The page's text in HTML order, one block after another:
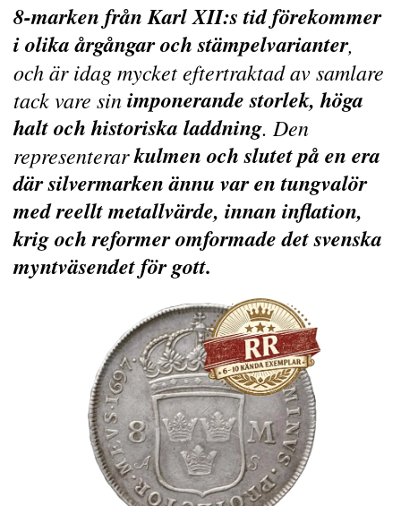
8-marken från Karl XII:s tid förekommer
i olika årgångar och stämpelvarianter,
och är idag mycket eftertraktad av samlare
tack vare sinimponerande storlek, höga
halt och historiska laddning. Den
representerarkulmen och slutet på en era
där silvermarken ännu var en tungvalör
med reellt metallvärde, innan inflation,
krig och reformer omformade det svenska
myntväsendet för gott.